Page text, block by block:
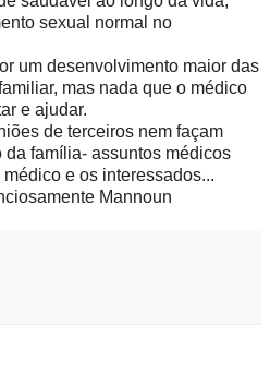
sexual normal no
um desenvolvimento maior das
mas nada que o médico
e ajudar.
de terceiros nem façam
família- assuntos médicos
e os interessados...
Mannoun